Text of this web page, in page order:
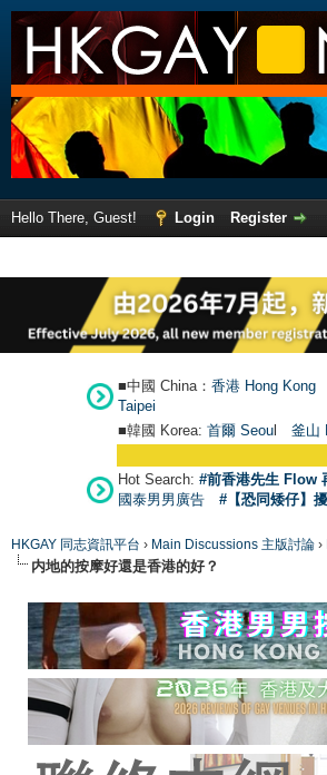
Hello There, Guest! Login
Register
■中國 China： 香港 Hong Kong
Taipei
■韓國 Korea: 首爾 Seoul 釜山
Hot Search: #前香港先生 Flow
國泰男男廣告
#【恐同矮仔】
HKGAY 同志資訊平台 › Main Discussions 主版討論 ›
内地的按摩好還是香港的好？